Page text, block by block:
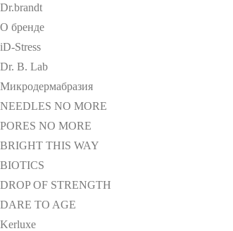
Dr.brandt
О бренде
iD-Stress
Dr. B. Lab
Микродермабразия
NEEDLES NO MORE
PORES NO MORE
BRIGHT THIS WAY
BIOTICS
DROP OF STRENGTH
DARE TO AGE
Kerluxe